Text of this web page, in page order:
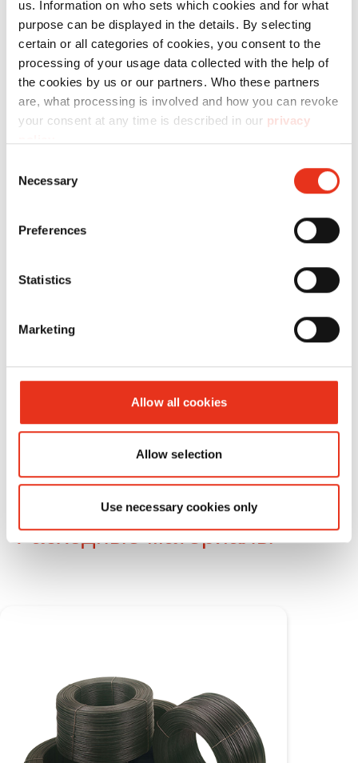
us. Information on who sets which cookies and for what
purpose can be displayed in the details. By selecting
certain or all categories of cookies, you consent to the
processing of your usage data collected with the help of
the cookies by us or our partners. Who these partners
are, what processing is involved and how you can revoke
your consent at any time is described in our privacy
Selection
Necessary
Preferences
Statistics
Marketing
Allow all cookies
Allow selection
Use necessary cookies only
HSM VK
8818
6429002 880 kN
HSM VK
Расходные материалы